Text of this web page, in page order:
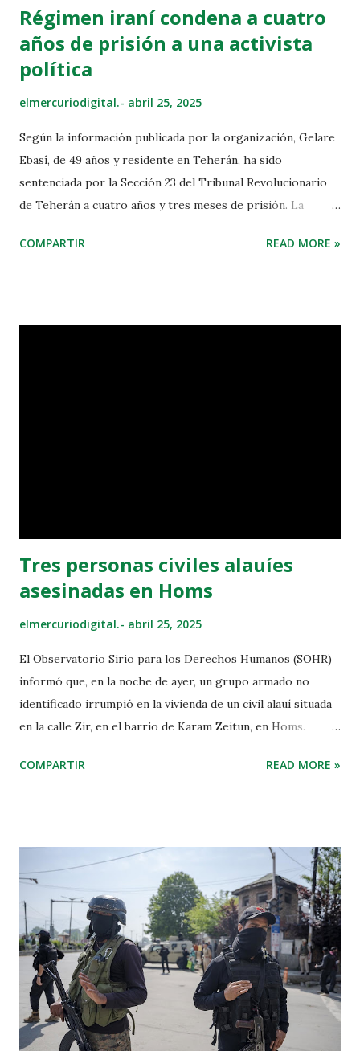
Régimen iraní condena a cuatro
años de prisión a una activista
política
elmercuriodigital.- abril 25, 2025
Según la información publicada por la organización, Gelare
Ebasî, de 49 años y residente en Teherán, ha sido
sentenciada por la Sección 23 del Tribunal Revolucionario
de Teherán a cuatro años y tres meses de prisión. La
conspirar contra la seguridad nacional, así como de hacer
COMPARTIR READ MORE »
Tres personas civiles alauíes
asesinadas en Homs
elmercuriodigital.- abril 25, 2025
El Observatorio Sirio para los Derechos Humanos (SOHR)
informó que, en la noche de ayer, un grupo armado no
identificado irrumpió en la vivienda de un civil alauí situada
en la calle Zir, en el barrio de Karam Zeitun, en Homs.
hermanos y arrojaron sus cuerpos a la calle. Asimismo, la
ingeniero, especializado en perforación de pozos, había
sido dado por desaparecido desde el momento en que se
incorporó a su puesto de trabajo. ANHA
COMPARTIR READ MORE »